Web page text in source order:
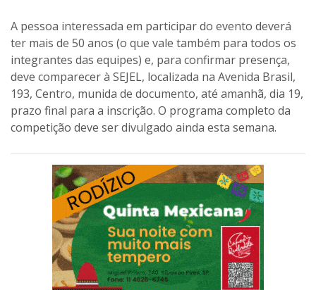
A pessoa interessada em participar do evento deverá
ter mais de 50 anos (o que vale também para todos os
integrantes das equipes) e, para confirmar presença,
deve comparecer à SEJEL, localizada na Avenida Brasil,
193, Centro, munida de documento, até amanhã, dia 19,
prazo final para a inscrição. O programa completo da
competição deve ser divulgado ainda esta semana.